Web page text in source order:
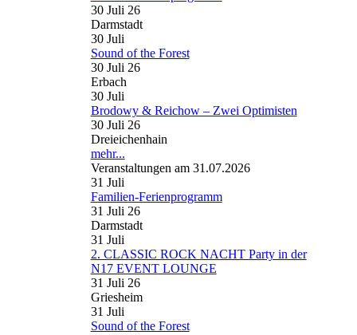
30 Juli 26
Darmstadt
30 Juli
Sound of the Forest
30 Juli 26
Erbach
30 Juli
Brodowy & Reichow – Zwei Optimisten
30 Juli 26
Dreieichenhain
mehr...
Veranstaltungen am 31.07.2026
31 Juli
Familien-Ferienprogramm
31 Juli 26
Darmstadt
31 Juli
2. CLASSIC ROCK NACHT Party in der
N17 EVENT LOUNGE
31 Juli 26
Griesheim
31 Juli
Sound of the Forest